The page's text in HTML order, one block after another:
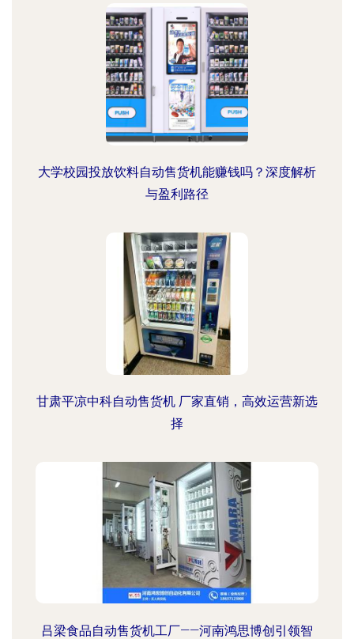
大学校园投放饮料自动售货机能赚钱吗？深度解析
与盈利路径
甘肃平凉中科自动售货机 厂家直销，高效运营新选
择
吕梁食品自动售货机工厂——河南鸿思博创引领智